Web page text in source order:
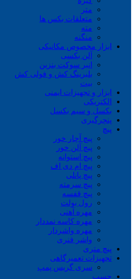
متر
متعلقات بکس ها
مته
منگنه
ابزار مخصوص مکانیکی
آلن بکسی
انبر سوکت بنزین
بلبرینگ کش و فولی کش
بیت
ابزار و تجهیزات ایمنی
الکتریکی
بکسل و سیم بکسل
پنچرگیری
پیچ
پیچ آچار خور
پیچ آلن خور
پیچ استوانه
پیچ ام دی اف
پیچ پانلی
پیچ سرمته
پیچ قفسه
رول بولت
مهره آهنی
مهره کاسه نمددار
مهره واشردار
واشر فنری
پیچ متری
تجهیزات تعمیرگاهی
سری گریس پمپ
چسب